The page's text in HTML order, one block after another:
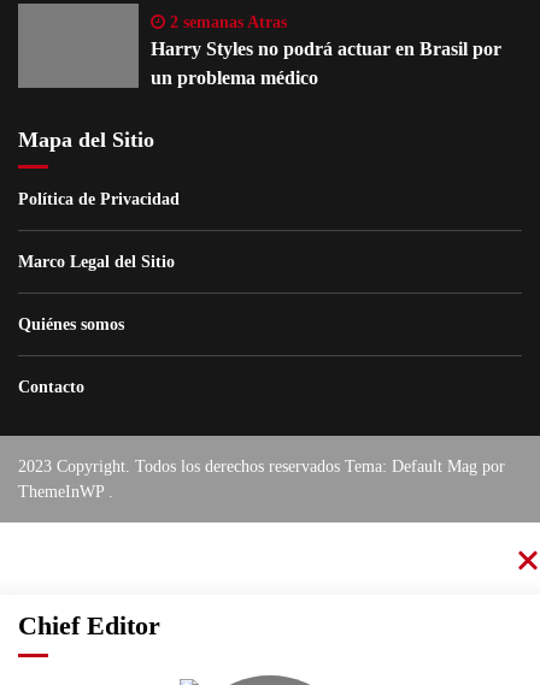
2 semanas Atras
Harry Styles no podrá actuar en Brasil por
un problema médico
Mapa del Sitio
Política de Privacidad
Marco Legal del Sitio
Quiénes somos
Contacto
2023 Copyright. Todos los derechos reservados Tema: Default Mag por
ThemeInWP
Chief Editor